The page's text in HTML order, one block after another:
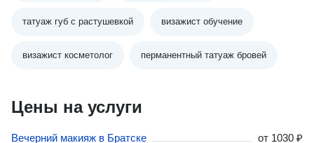
татуаж губ с растушевкой визажист обучение
визажист косметолог перманентный татуаж бровей
Цены на услуги
Вечерний макияж в Братске от 1030 ₽